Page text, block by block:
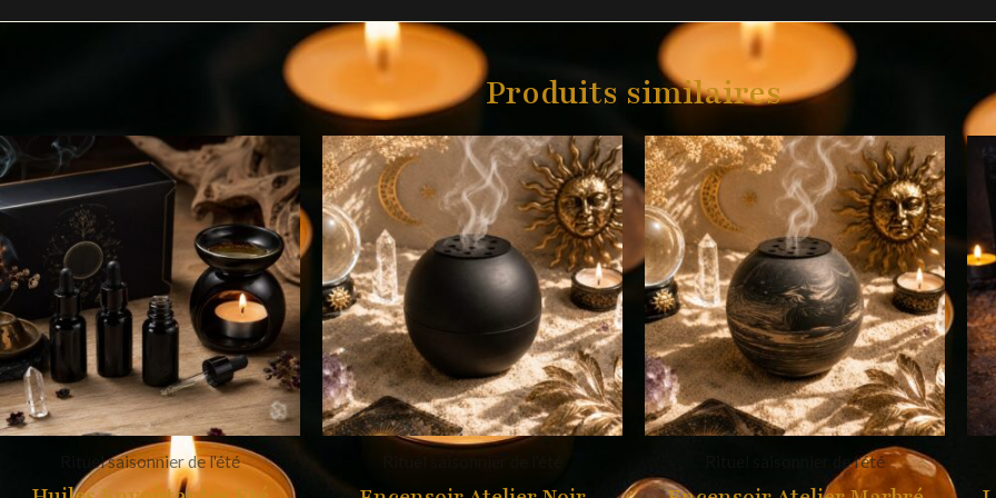
Produits similaires
Rituel saisonnier de l'été
Le
prix
initial
était :
29,97€.
Le
prix
actuel
est :
24,99€.
Rituel saisonnier de l'été